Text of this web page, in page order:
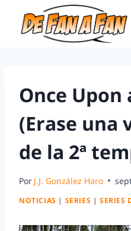
Once Upon
(Erase una
de la 2ª
Por J.J. González Haro
NOTICIAS | SERIES | SERIES